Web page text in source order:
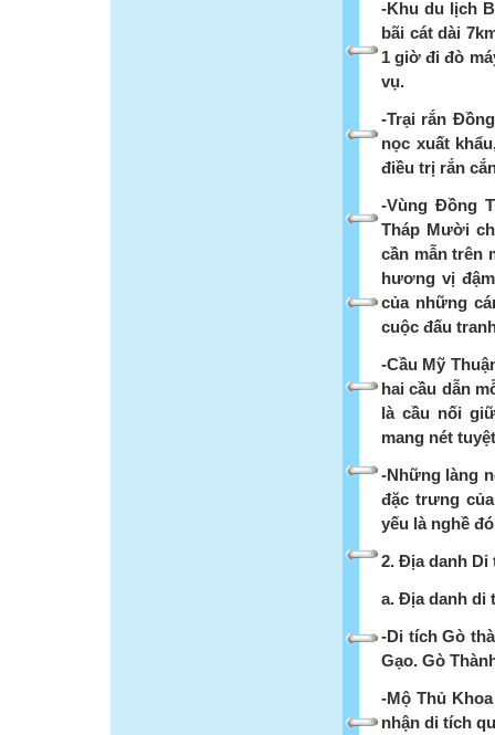
-Khu du lịch
bãi cát dài
1 giờ đi đò
vụ.
-Trại rắn
nọc xuất
điều trị rắn
-Vùng Đồng
Tháp Mười
cần mẫn trên
hương vị
của những
cuộc đấu
-Cầu Mỹ
hai cầu dẫn
là cầu nối
mang nét
-Những làng
đặc trưng
yếu là nghề
2. Địa danh Di
a. Địa danh di
-Di tích Gò
Gạo. Gò
-Mộ Thủ
nhận di tích